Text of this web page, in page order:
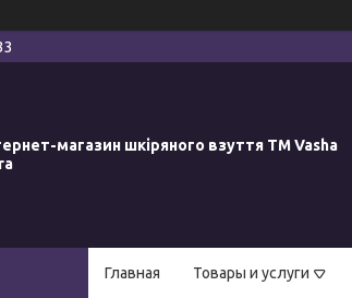
магазин шкіряного взуття ТМ Vasha
Главная Товары и услуги